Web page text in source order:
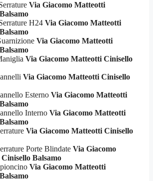
Via Giacomo Matteotti
H24 Via Giacomo Matteotti
Via Giacomo Matteotti
Via Giacomo Matteotti Cinisello
Via Giacomo Matteotti Cinisello
Esterno Via Giacomo Matteotti
Interno Via Giacomo Matteotti
Via Giacomo Matteotti Cinisello
Porte Blindate Via Giacomo
Balsamo
Via Giacomo Matteotti